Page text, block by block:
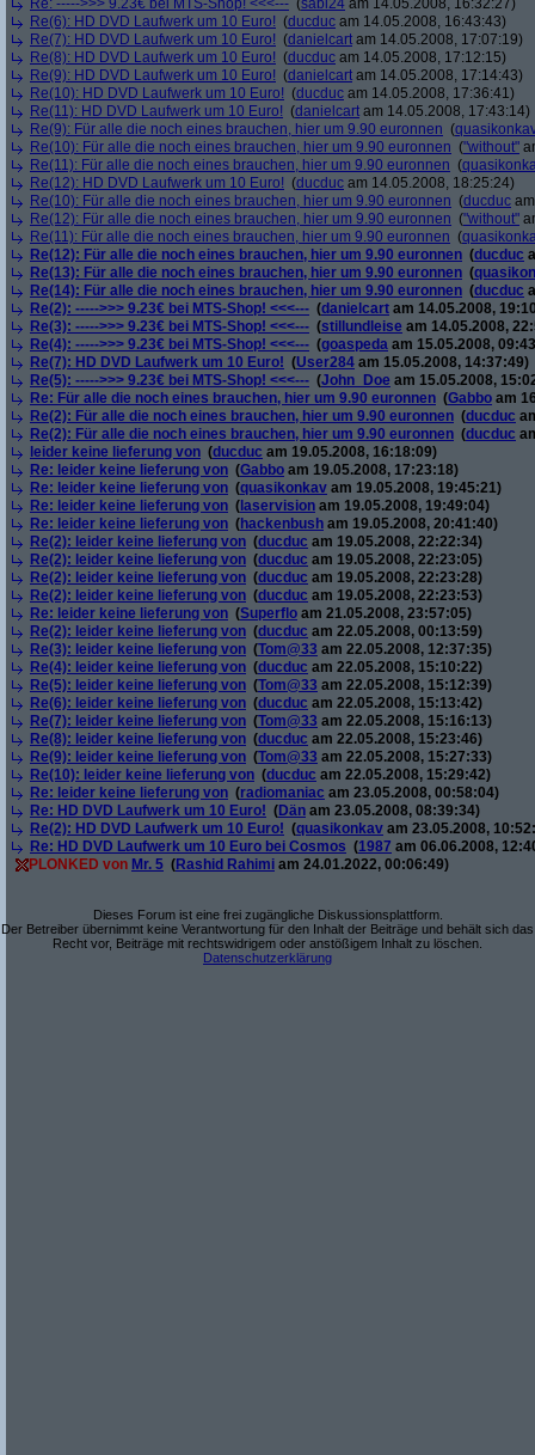
Re: ----->>> 9.23€ bei MTS-Shop! <<<--- (sabi24 am 14.05.2008, 16:32:27)
Re(6): HD DVD Laufwerk um 10 Euro! (ducduc am 14.05.2008, 16:43:43)
Re(7): HD DVD Laufwerk um 10 Euro! (danielcart am 14.05.2008, 17:07:19)
Re(8): HD DVD Laufwerk um 10 Euro! (ducduc am 14.05.2008, 17:12:15)
Re(9): HD DVD Laufwerk um 10 Euro! (danielcart am 14.05.2008, 17:14:43)
Re(10): HD DVD Laufwerk um 10 Euro! (ducduc am 14.05.2008, 17:36:41)
Re(11): HD DVD Laufwerk um 10 Euro! (danielcart am 14.05.2008, 17:43:14)
Re(9): Für alle die noch eines brauchen, hier um 9.90 euronnen (
Re(10): Für alle die noch eines brauchen, hier um 9.90 euronnen ("without"
Re(11): Für alle die noch eines brauchen, hier um 9.90 euronnen (
Re(12): HD DVD Laufwerk um 10 Euro! (ducduc am 14.05.2008, 18:25:24)
Re(10): Für alle die noch eines brauchen, hier um 9.90 euronnen (ducduc
Re(12): Für alle die noch eines brauchen, hier um 9.90 euronnen ("without"
Re(11): Für alle die noch eines brauchen, hier um 9.90 euronnen (
Re(12): Für alle die noch eines brauchen, hier um 9.90 euronnen (ducduc
Re(13): Für alle die noch eines brauchen, hier um 9.90 euronnen (
Re(14): Für alle die noch eines brauchen, hier um 9.90 euronnen (ducduc
Re(2): ----->>> 9.23€ bei MTS-Shop! <<<--- (danielcart am 14.05.2008,
Re(3): ----->>> 9.23€ bei MTS-Shop! <<<--- (stillundleise am 14.05.2008,
Re(4): ----->>> 9.23€ bei MTS-Shop! <<<--- (goaspeda am 15.05.2008,
Re(7): HD DVD Laufwerk um 10 Euro! (User284 am 15.05.2008, 14:37:49)
Re(5): ----->>> 9.23€ bei MTS-Shop! <<<--- (John_Doe am 15.05.2008,
Re: Für alle die noch eines brauchen, hier um 9.90 euronnen (Gabbo am
Re(2): Für alle die noch eines brauchen, hier um 9.90 euronnen (ducduc
Re(2): Für alle die noch eines brauchen, hier um 9.90 euronnen (ducduc
leider keine lieferung von (ducduc am 19.05.2008, 16:18:09)
Re: leider keine lieferung von (Gabbo am 19.05.2008, 17:23:18)
Re: leider keine lieferung von (quasikonkav am 19.05.2008, 19:45:21)
Re: leider keine lieferung von ( laservision am 19.05.2008, 19:49:04)
Re: leider keine lieferung von (hackenbush am 19.05.2008, 20:41:40)
Re(2): leider keine lieferung von (ducduc am 19.05.2008, 22:22:34)
Re(2): leider keine lieferung von (ducduc am 19.05.2008, 22:23:05)
Re(2): leider keine lieferung von (ducduc am 19.05.2008, 22:23:28)
Re(2): leider keine lieferung von (ducduc am 19.05.2008, 22:23:53)
Re: leider keine lieferung von (Superflo am 21.05.2008, 23:57:05)
Re(2): leider keine lieferung von (ducduc am 22.05.2008, 00:13:59)
Re(3): leider keine lieferung von (Tom@33 am 22.05.2008, 12:37:35)
Re(4): leider keine lieferung von (ducduc am 22.05.2008, 15:10:22)
Re(5): leider keine lieferung von (Tom@33 am 22.05.2008, 15:12:39)
Re(6): leider keine lieferung von (ducduc am 22.05.2008, 15:13:42)
Re(7): leider keine lieferung von (Tom@33 am 22.05.2008, 15:16:13)
Re(8): leider keine lieferung von (ducduc am 22.05.2008, 15:23:46)
Re(9): leider keine lieferung von (Tom@33 am 22.05.2008, 15:27:33)
Re(10): leider keine lieferung von (ducduc am 22.05.2008, 15:29:42)
Re: leider keine lieferung von (radiomaniac am 23.05.2008, 00:58:04)
Re: HD DVD Laufwerk um 10 Euro! (Dän am 23.05.2008, 08:39:34)
Re(2): HD DVD Laufwerk um 10 Euro! (quasikonkav am 23.05.2008,
Re: HD DVD Laufwerk um 10 Euro bei Cosmos (1987 am 06.06.2008,
PLONKED von Mr. 5 (Rashid Rahimi am 24.01.2022, 00:06:49)
Dieses Forum ist eine frei zugängliche Diskussionsplattform.
Der Betreiber übernimmt keine Verantwortung für den Inhalt der Beiträge und behält sich das
Recht vor, Beiträge mit rechtswidrigem oder anstößigem Inhalt zu löschen.
Datenschutzerklärung